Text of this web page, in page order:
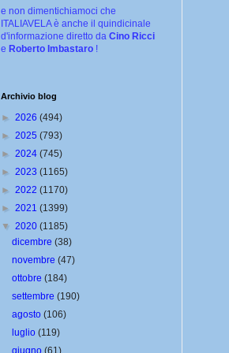
e non dimentichiamoci che
ITALIAVELA è anche il quindicinale
d'informazione diretto da Cino Ricci
e Roberto Imbastaro !
Archivio blog
► 2026 (494)
► 2025 (793)
► 2024 (745)
► 2023 (1165)
► 2022 (1170)
► 2021 (1399)
▼ 2020 (1185)
dicembre(38)
novembre(47)
ottobre(184)
settembre(190)
agosto(106)
luglio(119)
giugno(61)